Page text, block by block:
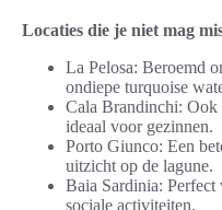
Locaties die je niet mag
La Pelosa: Beroemd
ondiepe turquoise
Cala Brandinchi: Ook
ideaal voor gezinnen.
Porto Giunco: Een
uitzicht op de lagune.
Baia Sardinia: Perfect
sociale activiteiten.